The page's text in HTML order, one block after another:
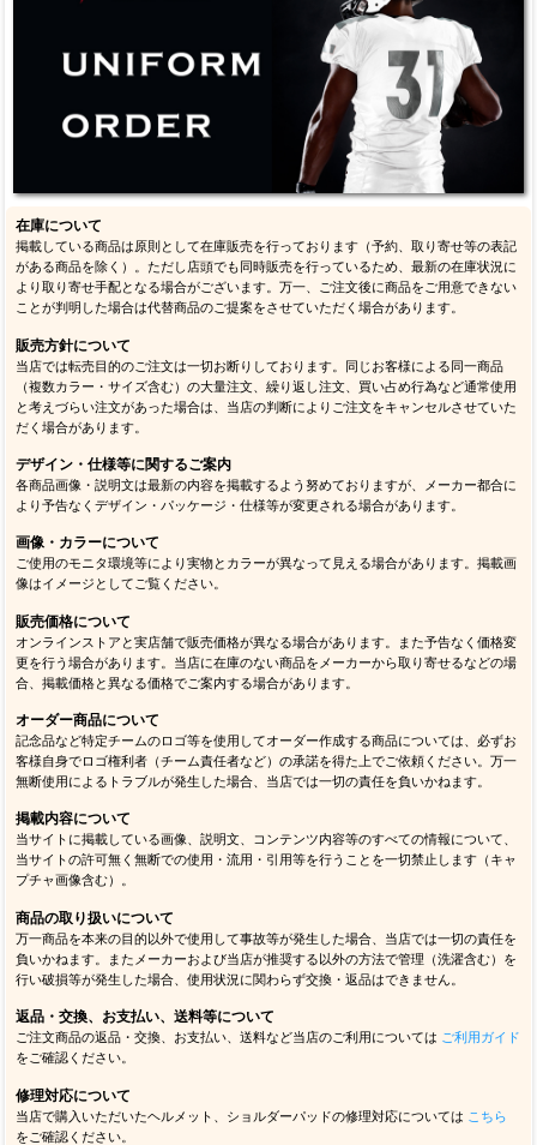
在庫について
掲載している商品は原則として在庫販売を行っております（予約、取り寄せ等の表記
がある商品を除く）。ただし店頭でも同時販売を行っているため、最新の在庫状況に
より取り寄せ手配となる場合がございます。万一、ご注文後に商品をご用意できない
ことが判明した場合は代替商品のご提案をさせていただく場合があります。
販売方針について
当店では転売目的のご注文は一切お断りしております。同じお客様による同一商品
（複数カラー・サイズ含む）の大量注文、繰り返し注文、買い占め行為など通常使用
と考えづらい注文があった場合は、当店の判断によりご注文をキャンセルさせていた
だく場合があります。
デザイン・仕様等に関するご案内
各商品画像・説明文は最新の内容を掲載するよう努めておりますが、メーカー都合に
より予告なくデザイン・パッケージ・仕様等が変更される場合があります。
画像・カラーについて
ご使用のモニタ環境等により実物とカラーが異なって見える場合があります。掲載画
像はイメージとしてご覧ください。
販売価格について
オンラインストアと実店舗で販売価格が異なる場合があります。また予告なく価格変
更を行う場合があります。当店に在庫のない商品をメーカーから取り寄せるなどの場
合、掲載価格と異なる価格でご案内する場合があります。
オーダー商品について
記念品など特定チームのロゴ等を使用してオーダー作成する商品については、必ずお
客様自身でロゴ権利者（チーム責任者など）の承諾を得た上でご依頼ください。万一
無断使用によるトラブルが発生した場合、当店では一切の責任を負いかねます。
掲載内容について
当サイトに掲載している画像、説明文、コンテンツ内容等のすべての情報について、
当サイトの許可無く無断での使用・流用・引用等を行うことを一切禁止します（キャ
プチャ画像含む）。
商品の取り扱いについて
万一商品を本来の目的以外で使用して事故等が発生した場合、当店では一切の責任を
負いかねます。またメーカーおよび当店が推奨する以外の方法で管理（洗濯含む）を
行い破損等が発生した場合、使用状況に関わらず交換・返品はできません。
返品・交換、お支払い、送料等について
ご注文商品の返品・交換、お支払い、送料など当店のご利用については ご利用ガイド
をご確認ください。
修理対応について
当店で購入いただいたヘルメット、ショルダーパッドの修理対応については こちら
をご確認ください。